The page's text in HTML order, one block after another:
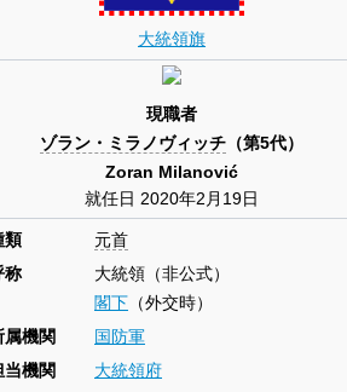
大統領旗
現職者
ゾラン・ミラノヴィッチ （第5代）
Zoran Milanović
就任日 2020年2月19日
類
元首
称
大統領（非公式）
閣下 （外交時）
属機関
国防軍
当機関
大統領府